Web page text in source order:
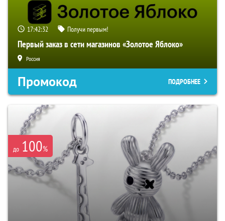
17:42:32 Получи первым!
Первый заказ в сети магазинов «Золотое Яблоко»
Россия
Промокод ПОДРОБНЕЕ
до 100%